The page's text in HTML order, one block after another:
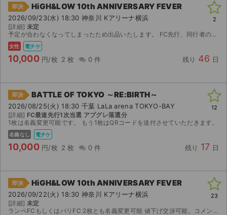
即決 HiGH&LOW 10th ANNIVERSARY FEVER
2026/09/23(水) 18:30 神奈川 Kアリーナ横浜
[詳細] 未定
予定が合わなくなってしまったため出品いたします。 FC先行、同行者のみ名義変更可能 公演が中止となった場合のみ、手数料を差し引いた金額を返金いたします。 取引確定後のキャンセルはお受けできませ...
女性 電チケ
10,000 円/枚 2 枚 0 件 残り 46 日
2
即決 BATTLE OF TOKYO ～RE:BIRTH～
2026/08/25(火) 18:30 千葉 LaLa arena TOKYO-BAY
[詳細] FC最速先行1次当選 アプグレ落選分
1枚は名義変更可能です。 もう1枚はQRコードを送付させていただきます。
名義なし 電チケ
10,000 円/枚 2 枚 0 件 残り 17 日
12
即決 HiGH&LOW 10th ANNIVERSARY FEVER
2026/09/22(火) 18:30 神奈川 Kアリーナ横浜
[詳細] 未定
ランペFCもしくはバリFC 2枚とも名義変更可能 値下げ交渉可能。コメントください アプグレ申込予定です。(アプグレ当落で値段変わります)
23